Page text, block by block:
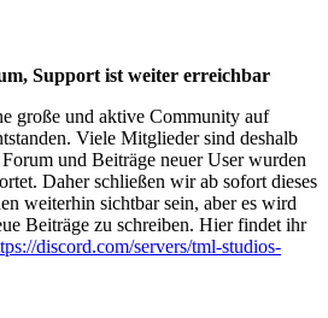
Support ist weiter erreichbar
große und aktive Community auf
Viele Mitglieder sind deshalb
und Beiträge neuer User wurden
Daher schließen wir ab sofort dieses
weiterhin sichtbar sein, aber es wird
Beiträge zu schreiben. Hier findet ihr
discord.com/servers/tml-studios-